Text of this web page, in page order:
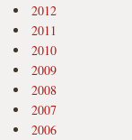
2012
2011
2010
2009
2008
2007
2006